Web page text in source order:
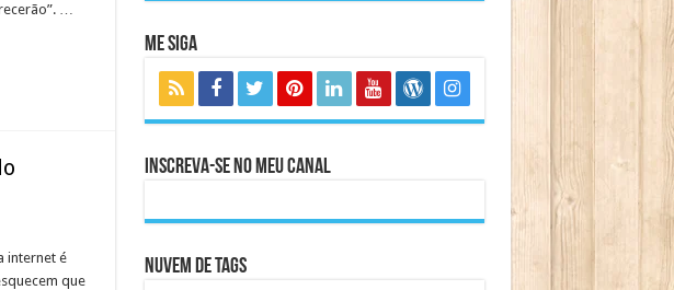
…
internet é
que
Me Siga
Inscreva-se no meu canal
Nuvem de Tags